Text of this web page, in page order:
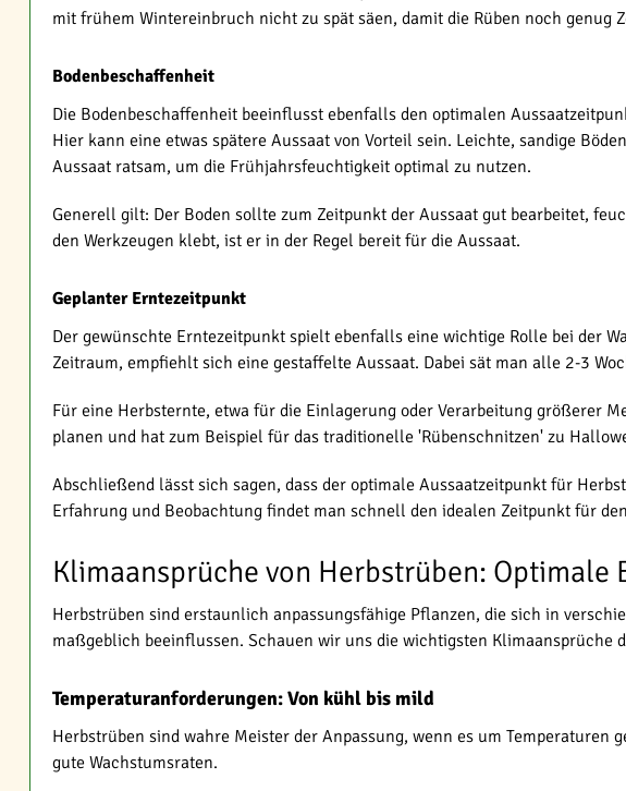
mit frühem Wintereinbruch nicht zu spät säen, damit die Rüben noch genug
Bodenbeschaffenheit
Die Bodenbeschaffenheit beeinflusst ebenfalls den optimalen
Hier kann eine etwas spätere Aussaat von Vorteil sein. Leichte, sandige
Aussaat ratsam, um die Frühjahrsfeuchtigkeit optimal zu nutzen.
Generell gilt: Der Boden sollte zum Zeitpunkt der Aussaat gut bearbeitet,
den Werkzeugen klebt, ist er in der Regel bereit für die Aussaat.
Geplanter Erntezeitpunkt
Der gewünschte Erntezeitpunkt spielt ebenfalls eine wichtige Rolle bei der
Zeitraum, empfiehlt sich eine gestaffelte Aussaat. Dabei sät man alle 2-3
Für eine Herbsternte, etwa für die Einlagerung oder Verarbeitung größerer
planen und hat zum Beispiel für das traditionelle 'Rübenschnitzen' zu
Abschließend lässt sich sagen, dass der optimale Aussaatzeitpunkt für
Erfahrung und Beobachtung findet man schnell den idealen Zeitpunkt für
Klimaansprüche von Herbstrüben: Optimale
Herbstrüben sind erstaunlich anpassungsfähige Pflanzen, die sich in
maßgeblich beeinflussen. Schauen wir uns die wichtigsten Klimaansprüche
Temperaturanforderungen: Von kühl bis mild
Herbstrüben sind wahre Meister der Anpassung, wenn es um
gute Wachstumsraten.